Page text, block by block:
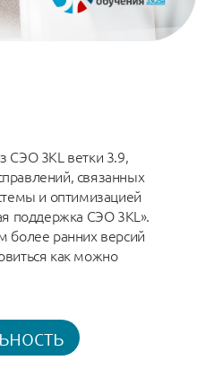
СЭО 3КL ветки 3.9,
связанных
и оптимизацией
поддержка СЭО 3КL».
более ранних версий
как можно